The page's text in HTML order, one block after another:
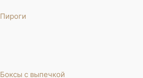
Пироги
Боксы с выпечкой